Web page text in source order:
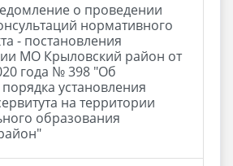
о проведении
нормативного
- постановления
МО Крыловский район от
года № 398 "Об
установления
на территории
образования